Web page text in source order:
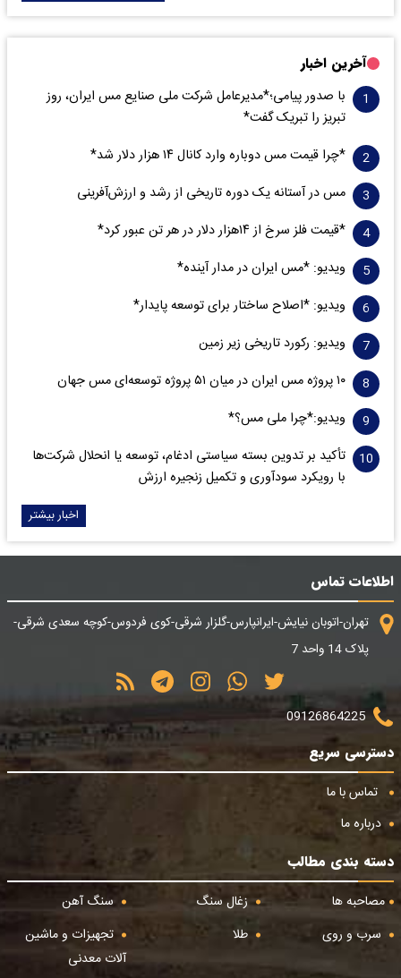
آخرین اخبار
با صدور پیامی؛*مدیرعامل شرکت ملی صنایع مس ایران، روز
تبریز را تبریک گفت*
*چرا قیمت مس دوباره وارد کانال ۱۴ هزار دلار شد*
مس در آستانه یک دوره تاریخی از رشد و ارزش‌آفرینی
*قیمت فلز سرخ از ۱۴هزار دلار در هر تن عبور کرد*
ویدیو: *مس ایران در مدار آینده*
ویدیو: *اصلاح ساختار برای توسعه پایدار*
ویدیو: رکورد تاریخی زیر زمین
۱۰ پروژه مس ایران در میان ۵۱ پروژه توسعه‌ای مس جهان
ویدیو:*چرا ملی مس؟*
تأکید بر تدوین بسته سیاستی ادغام، توسعه یا انحلال شرکت‌ها
با رویکرد سودآوری و تکمیل زنجیره ارزش
اخبار بیشتر
اطلاعات تماس
تهران-اتوبان نیایش-ایرانپارس-گلزار شرقی-کوی فردوس-کوچه سعدی شرقی-
پلاک 14 واحد 7
09126864225
دسترسی سریع
تماس با ما
درباره ما
دسته بندی مطالب
مصاحبه ها
زغال سنگ
سنگ آهن
سرب و روی
طلا
تجهیزات و ماشین
آلات معدنی